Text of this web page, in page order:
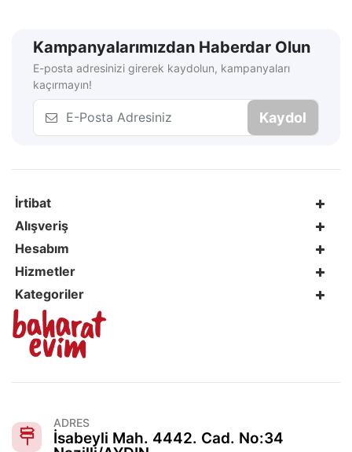
Kampanyalarımızdan Haberdar Olun
E-posta adresinizi girerek kaydolun, kampanyaları
kaçırmayın!
Kaydol
İrtibat
Alışveriş
Hesabım
Hizmetler
Kategoriler
ADRES
İsabeyli Mah. 4442. Cad. No:34